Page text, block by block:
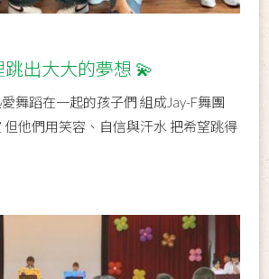
出大大的夢想 💫
舞蹈在一起的孩子們 組成Jay-F舞團
但他們用笑容、自信與汗水 把希望跳得